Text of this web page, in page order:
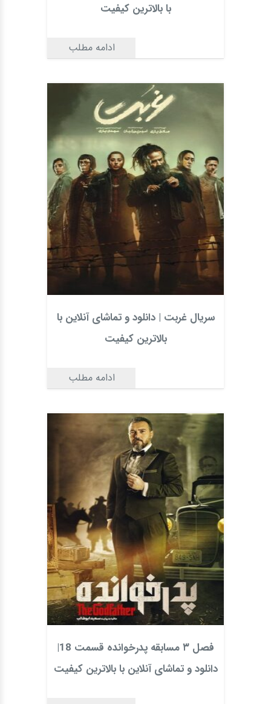
با بالاترین کیفیت
ادامه مطلب
سریال غربت | دانلود و تماشای آنلاین با
بالاترین کیفیت
ادامه مطلب
فصل ۳ مسابقه پدرخوانده قسمت 18|
دانلود و تماشای آنلاین با بالاترین کیفیت